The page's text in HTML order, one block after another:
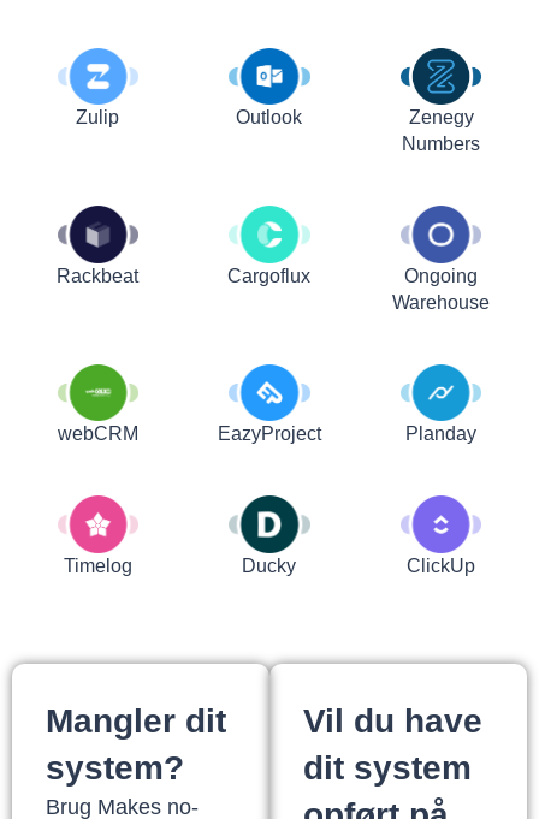
Zulip Outlook
Zenegy
Numbers
Rackbeat Cargoflux
Ongoing
Warehouse
webCRM EazyProject Planday
Timelog Ducky ClickUp
Mangler dit
system?
Brug Makes no-
Vil du have
dit system